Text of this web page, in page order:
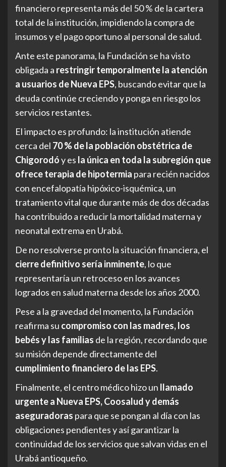
financiero representa más del 50 % de la cartera
total de la institución, impidiendo la compra de
insumos y el pago oportuno al personal de salud.
Ante este panorama, la Fundación se ha visto
obligada a restringir temporalmente la atención
a usuarios de Nueva EPS, buscando evitar que la
deuda continúe creciendo y ponga en riesgo los
servicios restantes.
El impacto es profundo: la institución atiende
cerca del 70 % de la población obstétrica de
Chigorodóy es la única en toda la subregión que
ofrece terapia de hipotermia para recién nacidos
con encefalopatía hipóxico-isquémica, un
tratamiento vital que durante más de dos décadas
ha contribuido a reducir la mortalidad materna y
neonatal extrema en Urabá.
De no resolverse pronto la situación financiera, el
cierre definitivo sería inminente, lo que
representaría un retroceso en los avances
logrados en salud materna desde los años 2000.
Pese a la gravedad del momento, la Fundación
reafirma su compromiso con las madres, los
bebés y las familias de la región, recordando que
su misión depende directamente del
cumplimiento financiero de las EPS.
Finalmente, el centro médico hizo un llamado
urgente a Nueva EPS, Coosalud y demás
aseguradoras para que se pongan al día con las
obligaciones pendientes y así garantizar la
continuidad de los servicios que salvan vidas en el
Urabá antioqueño.